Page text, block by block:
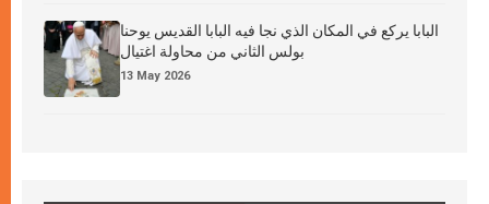
البابا يركع في المكان الذي نجا فيه البابا القديس يوحنا
بولس الثاني من محاولة اغتيال
13 May 2026